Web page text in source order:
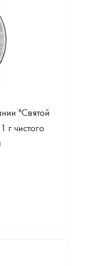
"Святой
г чистого